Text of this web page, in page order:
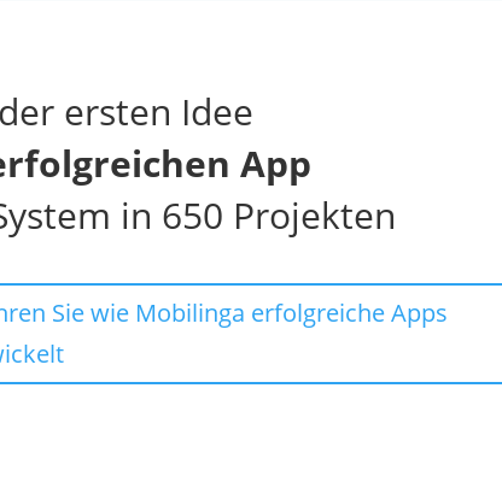
ersten Idee
App
in 650 Projekten
Sie wie Mobilinga erfolgreiche Apps